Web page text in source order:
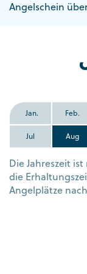
Angelschein
Jan. Feb.
Jul Aug
Die Jahreszeit
die
Angelplätze